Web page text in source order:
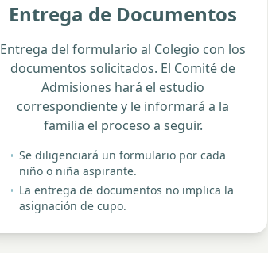
Entrega de Documentos
Entrega del formulario al Colegio con los
documentos solicitados. El Comité de
Admisiones hará el estudio
correspondiente y le informará a la
familia el proceso a seguir.
Se diligenciará un formulario por cada
niño o niña aspirante.
La entrega de documentos no implica la
asignación de cupo.